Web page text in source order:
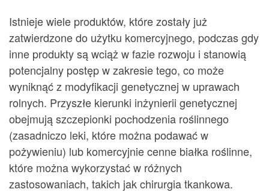
Istnieje wiele produktów, które zostały już
zatwierdzone do użytku komercyjnego, podczas gdy
inne produkty są wciąż w fazie rozwoju i stanowią
potencjalny postęp w zakresie tego, co może
wyniknąć z modyfikacji genetycznej w uprawach
rolnych. Przyszłe kierunki inżynierii genetycznej
obejmują szczepionki pochodzenia roślinnego
(zasadniczo leki, które można podawać w
pożywieniu) lub komercyjnie cenne białka roślinne,
które można wykorzystać w różnych
zastosowaniach, takich jak chirurgia tkankowa.